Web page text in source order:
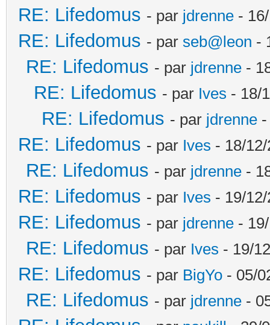
RE: Lifedomus - par jdrenne -
RE: Lifedomus - par seb@leon -
RE: Lifedomus - par jdrenne -
RE: Lifedomus - par Ives - 18/
RE: Lifedomus - par jdrenne
RE: Lifedomus - par Ives - 18/
RE: Lifedomus - par jdrenne -
RE: Lifedomus - par Ives - 19/
RE: Lifedomus - par jdrenne -
RE: Lifedomus - par Ives - 19/
RE: Lifedomus - par BigYo - 05/
RE: Lifedomus - par jdrenne -